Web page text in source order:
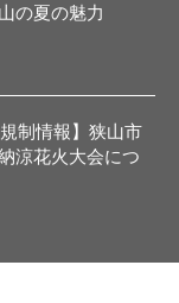
の夏の魅力
制情報】狭山市
涼花火大会につ